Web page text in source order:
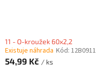
11 - O-kroužek 60x2,2
Existuje náhrada Kód: 12B0911
54,99 Kč / ks